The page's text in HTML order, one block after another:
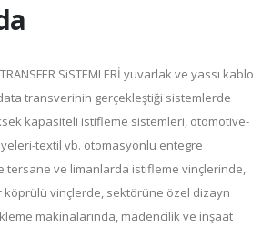
TRANSFER SiSTEMLERİ yuvarlak ve yassı kablo
transverinin gerçekleştiği sistemlerde
kapasiteli istifleme sistemleri, otomotive-
textil vb. otomasyonlu entegre
tersane ve limanlarda istifleme vinçlerinde,
köprülü vinçlerde, sektörüne özel dizayn
makinalarında, madencilik ve inşaat